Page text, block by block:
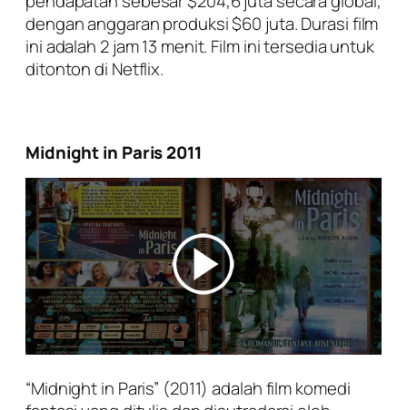
dengan anggaran produksi $60 juta. Durasi film
ini adalah 2 jam 13 menit. Film ini tersedia untuk
ditonton di Netflix.
Midnight in Paris 2011
“Midnight in Paris” (2011) adalah film komedi